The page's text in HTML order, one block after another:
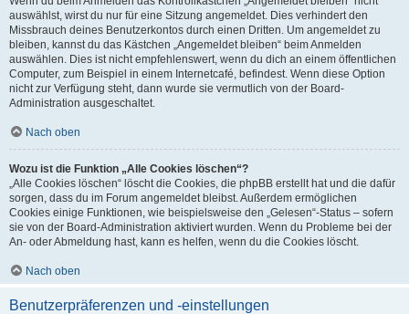
auswählst, wirst du nur für eine Sitzung angemeldet. Dies verhindert den
Missbrauch deines Benutzerkontos durch einen Dritten. Um angemeldet zu
bleiben, kannst du das Kästchen „Angemeldet bleiben“ beim Anmelden
auswählen. Dies ist nicht empfehlenswert, wenn du dich an einem öffentlichen
Computer, zum Beispiel in einem Internetcafé, befindest. Wenn diese Option
nicht zur Verfügung steht, dann wurde sie vermutlich von der Board-
Administration ausgeschaltet.
Nach oben
Wozu ist die Funktion „Alle Cookies löschen“?
„Alle Cookies löschen“ löscht die Cookies, die phpBB erstellt hat und die dafür
sorgen, dass du im Forum angemeldet bleibst. Außerdem ermöglichen
Cookies einige Funktionen, wie beispielsweise den „Gelesen“-Status – sofern
sie von der Board-Administration aktiviert wurden. Wenn du Probleme bei der
An- oder Abmeldung hast, kann es helfen, wenn du die Cookies löscht.
Nach oben
Benutzerpräferenzen und -einstellungen